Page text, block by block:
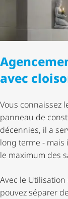
avec
Vous connaissez
panneau de
décennies, il a
long terme - mais
le maximum des
Avec le
pouvez séparer